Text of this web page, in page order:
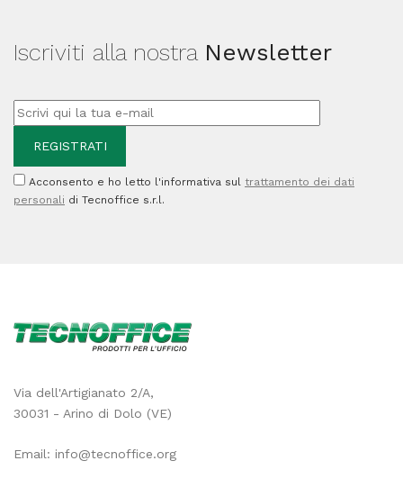
quantità
Iscriviti alla nostra Newsletter
Acconsento e ho letto l'informativa sul trattamento dei dati
personali di Tecnoffice s.r.l.
Via dell'Artigianato 2/A,
30031 - Arino di Dolo (VE)
Email: info@tecnoffice.org